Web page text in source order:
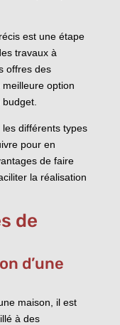
est une étape
travaux à
offres des
option
différents types
pour en
de faire
la réalisation
de
d’une
maison, il est
à des